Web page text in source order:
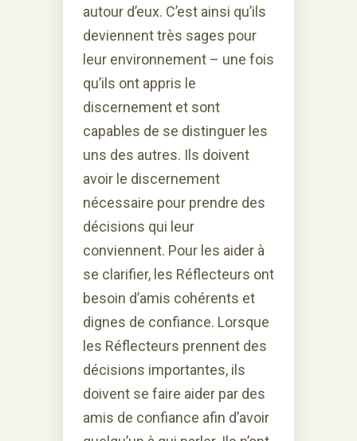
autour d’eux. C’est ainsi qu’ils
deviennent très sages pour
leur environnement – une fois
qu’ils ont appris le
discernement et sont
capables de se distinguer les
uns des autres. Ils doivent
avoir le discernement
nécessaire pour prendre des
décisions qui leur
conviennent. Pour les aider à
se clarifier, les Réflecteurs ont
besoin d’amis cohérents et
dignes de confiance. Lorsque
les Réflecteurs prennent des
décisions importantes, ils
doivent se faire aider par des
amis de confiance afin d’avoir